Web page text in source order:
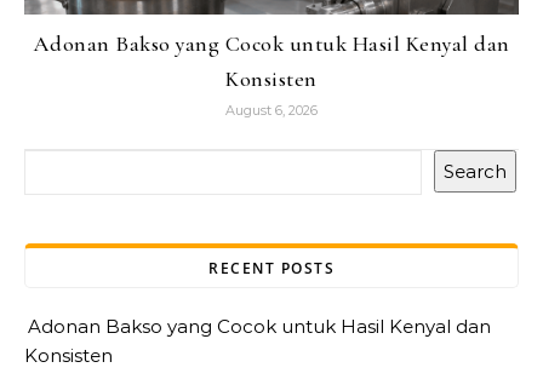
Adonan Bakso yang Cocok untuk Hasil Kenyal dan
Konsisten
August 6, 2026
Search
RECENT POSTS
Adonan Bakso yang Cocok untuk Hasil Kenyal dan
Konsisten